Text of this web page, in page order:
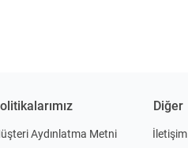
Aydınlatma Metni
Diğer
İletişim